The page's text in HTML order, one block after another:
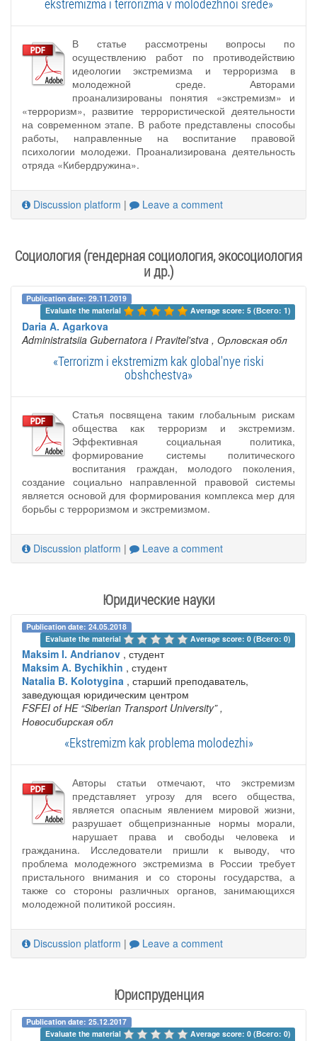
ekstremizma i terrorizma v molodezhnoi srede»
В статье рассмотрены вопросы по
осуществлению работ по противодействию
идеологии экстремизма и терроризма в
молодежной среде. Авторами
проанализированы понятия «экстремизм» и
«терроризм», развитие террористической деятельности
на современном этапе. В работе представлены способы
работы, направленные на воспитание правовой
психологии молодежи. Проанализирована деятельность
отряда «Кибердружина».
Discussion platform | Leave a comment
Социология (гендерная социология, экосоциология
и др.)
Publication date: 29.11.2019
Evaluate the material
Average score: 5 (Всего: 1)
Daria A. Agarkova
Administratsiia Gubernatora i Pravitel'stva , Орловская обл
«Terrorizm i ekstremizm kak global'nye riski
obshchestva»
Статья посвящена таким глобальным рискам
общества как терроризм и экстремизм.
Эффективная социальная политика,
формирование системы политического
воспитания граждан, молодого поколения,
создание социально направленной правовой системы
является основой для формирования комплекса мер для
борьбы с терроризмом и экстремизмом.
Discussion platform | Leave a comment
Юридические науки
Publication date: 24.05.2018
Evaluate the material
Average score: 0 (Всего: 0)
Maksim I. Andrianov , студент
Maksim A. Bychikhin , студент
Natalia B. Kolotygina , старший преподаватель,
заведующая юридическим центром
FSFEI of HE “Siberian Transport University” ,
Новосибирская обл
«Ekstremizm kak problema molodezhi»
Авторы статьи отмечают, что экстремизм
представляет угрозу для всего общества,
является опасным явлением мировой жизни,
разрушает общепризнанные нормы морали,
нарушает права и свободы человека и
гражданина. Исследователи пришли к выводу, что
проблема молодежного экстремизма в России требует
пристального внимания и со стороны государства, а
также со стороны различных органов, занимающихся
молодежной политикой россиян.
Discussion platform | Leave a comment
Юриспруденция
Publication date: 25.12.2017
Evaluate the material
Average score: 0 (Всего: 0)